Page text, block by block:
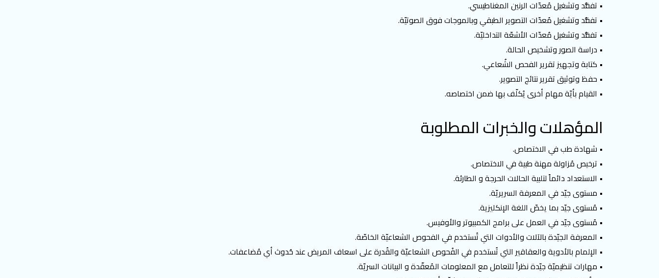
• تفقُّد وتشغيل مُعدّات الرنين المغناطيسي.
• تفقُّد وتشغيل مُعدّات التصوير الطبقي وبالموجات فوق الصوتيّة.
• تفقُّد وتشغيل مُعدّات الأشعّة التداخليّة.
• دراسة الصور وتشخيص الحالة.
• كتابة وتجهيز تقرير الفحص الشُعاعي.
• حفظ وتوثيق تقرير نتائج التصوير.
• القيام بأيّة مهام أخرى يُكلّف بها ضمن اختصاصه.
المؤهلات والخبرات المطلوبة
• شهادة طب في الاختصاص.
• ترخيص مُزاولة مهنة طبية في الاختصاص.
• الاستعداد دائماً لتلبية الحالات الحرجة و الطارئة.
• مستوى جيّد في المعرفة السريريّة.
• مُستوى جيّد بما يخصّ اللغة الإنكليزية.
• مُستوى جيّد في العمل على برامج الكمبيوتر والأوفيس.
• المعرفة الجيّدة بالآلات والأدوات التي تُستخدم في الفحوص الشعاعيّة الخاصّة.
• الإلمام بالأدوية والعقاقير التي تُستخدم في الفُحوص الشعاعيّة والقُدرة على اسعاف المريض عند حُدوث أي مُضاعفات.
• مهارات تنظيميّة جيّدة نظراً للتعامل مع المعلومات المُعقّدة و البيانات السريّة.